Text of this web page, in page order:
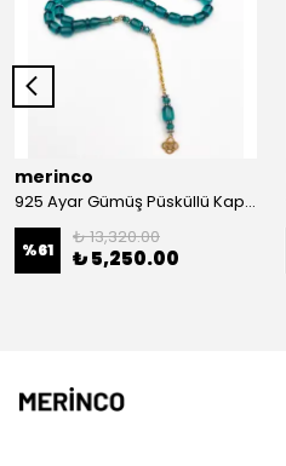
merinco
925 Ayar Gümüş Püsküllü Kapsül Kesim Ateş Kehribar Tesbih
%61
₺ 13,320.00
₺ 5,250.00